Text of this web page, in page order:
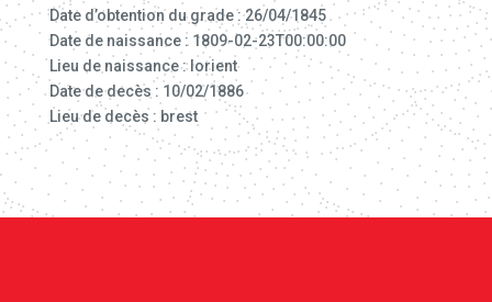
Date d’obtention du grade : 26/04/1845
Date de naissance : 1809-02-23T00:00:00
Lieu de naissance : lorient
Date de decès : 10/02/1886
Lieu de decès : brest